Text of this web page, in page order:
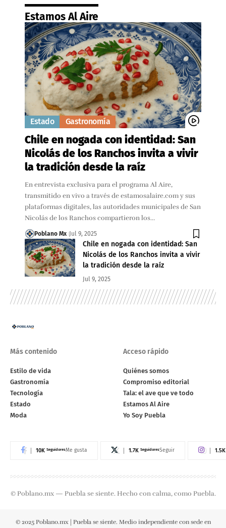
Estamos Al Aire
Estado Gastronomía
Chile en nogada con identidad: San
Nicolás de los Ranchos invita a vivir
la tradición desde la raíz
En entrevista exclusiva para el programa Al Aire,
transmitido en vivo a través de estamosalaire.com y sus
plataformas digitales, las autoridades municipales de San
Nicolás de los Ranchos compartieron los…
Poblano Mx Jul 9, 2025
Chile en nogada con identidad: San
Nicolás de los Ranchos invita a vivir
la tradición desde la raíz
Jul 9, 2025
Más contenido
Estilo de vida
Gastronomía
Tecnología
Estado
Moda
Acceso rápido
Quiénes somos
Compromiso editorial
Tala: el ave que ve todo
Estamos Al Aire
Yo Soy Puebla
10K SeguidoresMe gusta 1.7K SeguidoresSeguir 1.5K
© Poblano.mx — Puebla se siente. Hecho con calma, como Puebla.
© 2025 Poblano.mx | Puebla se siente. Medio independiente con sede en